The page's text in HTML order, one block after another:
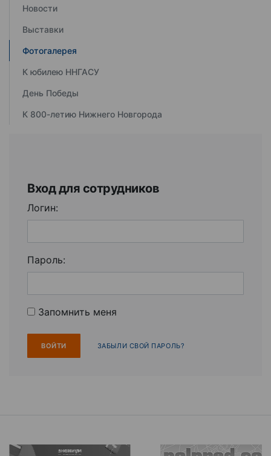
Новости
Выставки
Фотогалерея
К юбилею ННГАСУ
День Победы
К 800-летию Нижнего Новгорода
Вход для сотрудников
Логин:
Пароль:
Запомнить меня
ЗАБЫЛИ СВОЙ ПАРОЛЬ?